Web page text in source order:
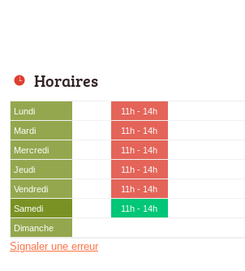
Horaires
Lundi 11h - 14h
Mardi
11h - 14h
Mercredi
11h - 14h
Jeudi
11h - 14h
Vendredi
11h - 14h
Samedi
11h - 14h
Dimanche
Signaler une erreur